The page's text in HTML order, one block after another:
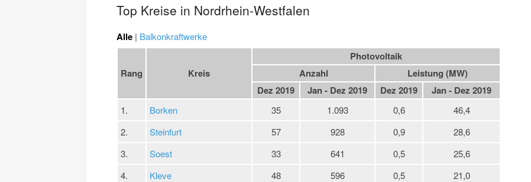
Top Kreise in Nordrhein-Westfalen
Alle | Balkonkraftwerke
Rang Kreis
Photovoltaik
Anzahl
Leistung (MW)
Dez 2019
Jan - Dez 2019 Dez 2019 Jan - Dez 2019
1. Borken 35 1.093 0,6
46,4
2.
Steinfurt 57 928 0,9
28,6
3.
Soest 33 641 0,5
25,6
4.
Kleve 48 596 0,5
21,0